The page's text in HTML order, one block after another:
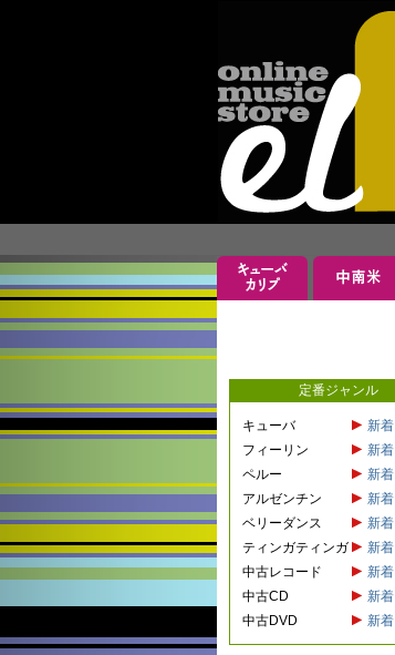
定番ジャンル
キューバ 新着
フィーリン
新着
ペルー
新着
アルゼンチン
新着
ベリーダンス
新着
ティンガティンガ
新着
中古レコード
新着
中古CD
新着
中古DVD
新着